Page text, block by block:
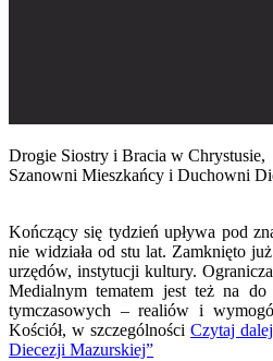
Drogie Siostry i Bracia w Chrystusie,
Szanowni Mieszkańcy i Duchowni
Kończący się tydzień upływa pod
nie widziała od stu lat. Zamknięto
urzędów, instytucji kultury.
Medialnym tematem jest też na
tymczasowych – realiów i
Kościół, w szczególności Czytaj dalej
Diecezji Mazurskiej”